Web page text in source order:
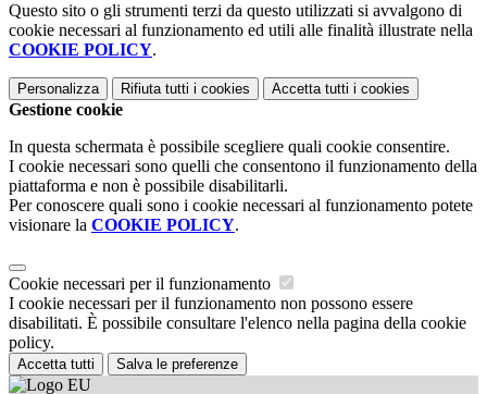
Questo sito o gli strumenti terzi da questo utilizzati si avvalgono di
cookie necessari al funzionamento ed utili alle finalità illustrate nella
COOKIE POLICY.
Personalizza Rifiuta tutti i cookies Accetta tutti i cookies
Gestione cookie
In questa schermata è possibile scegliere quali cookie consentire.
I cookie necessari sono quelli che consentono il funzionamento della
piattaforma e non è possibile disabilitarli.
Per conoscere quali sono i cookie necessari al funzionamento potete
visionare la COOKIE POLICY.
Cookie necessari per il funzionamento
I cookie necessari per il funzionamento non possono essere
disabilitati. È possibile consultare l'elenco nella pagina della cookie
policy.
Accetta tutti Salva le preferenze